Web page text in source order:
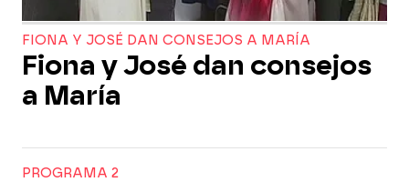
FIONA Y JOSÉ DAN CONSEJOS A MARÍA
Fiona y José dan consejos
a María
PROGRAMA 2